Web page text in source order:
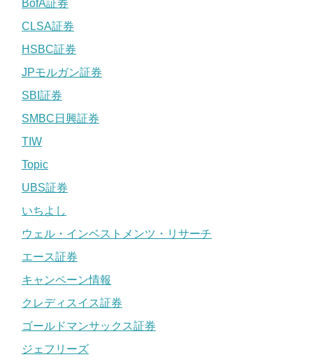
BofA証券
CLSA証券
HSBC証券
JPモルガン証券
SBI証券
SMBC日興証券
TIW
Topic
UBS証券
いちよし
ウェル・インベストメンツ・リサーチ
エース証券
キャンペーン情報
クレディスイス証券
ゴールドマンサックス証券
ジェフリーズ